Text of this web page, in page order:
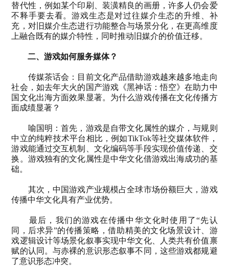
替代性，例如某个印刷、装潢精良的画册，许多人仍会爱
不释手要去看。游戏生态是对过往媒介生态的升维、补
充，对旧媒介生态进行功能整合与场景分化，在更高维度
上融合既有的媒介特性，同时推动旧媒介的价值迁移。
二、游戏如何服务媒体？
传媒茶话会：目前文化产品借助游戏越来越多地走向
社会，如去年大火的国产游戏《黑神话：悟空》在助力中
国文化出海方面效果显著。为什么游戏传播在文化传播方
面成绩显著？
喻国明：首先，游戏是自带文化属性的媒介，与规则
中立的纯粹技术平台相比，例如TikTok等社交媒体软件，
游戏能通过交互机制、文化编码等手段实现价值传递、交
换。游戏独有的文化属性是中华文化借游戏出海成功的基
础。
其次，中国游戏产业规模占全球市场份额巨大，游戏
传播中华文化具有产业优势。
最后，我们的游戏在传播中华文化时使用了“先认
同，后求异”的传播策略，借助精美的文化场景设计、游
戏逻辑设计等场景化叙事实现中华文化、人类共有价值禀
赋的认同。与赤裸的意识形态叙事不同，这些游戏都规避
了意识形态冲突。